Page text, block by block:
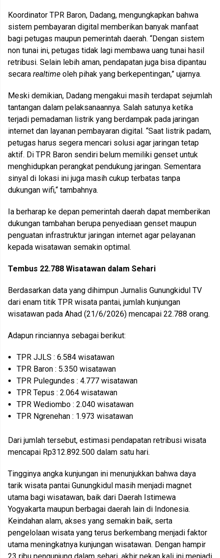
Koordinator TPR Baron, Dadang, mengungkapkan bahwa
sistem pembayaran digital memberikan banyak manfaat
bagi petugas maupun pemerintah daerah. “Dengan sistem
non tunai ini, petugas tidak lagi membawa uang tunai hasil
retribusi. Selain lebih aman, pendapatan juga bisa dipantau
secara realtime oleh pihak yang berkepentingan,” ujarnya.
Meski demikian, Dadang mengakui masih terdapat sejumlah
tantangan dalam pelaksanaannya. Salah satunya ketika
terjadi pemadaman listrik yang berdampak pada jaringan
internet dan layanan pembayaran digital. “Saat listrik padam,
petugas harus segera mencari solusi agar jaringan tetap
aktif. Di TPR Baron sendiri belum memiliki genset untuk
menghidupkan perangkat pendukung jaringan. Sementara
sinyal di lokasi ini juga masih cukup terbatas tanpa
dukungan wifi,“ tambahnya.
Ia berharap ke depan pemerintah daerah dapat memberikan
dukungan tambahan berupa penyediaan genset maupun
penguatan infrastruktur jaringan internet agar pelayanan
kepada wisatawan semakin optimal.
Tembus 22.788 Wisatawan dalam Sehari
Berdasarkan data yang dihimpun Jurnalis Gunungkidul TV
dari enam titik TPR wisata pantai, jumlah kunjungan
wisatawan pada Ahad (21/6/2026) mencapai 22.788 orang.
Adapun rinciannya sebagai berikut:
TPR JJLS : 6.584 wisatawan
TPR Baron : 5.350 wisatawan
TPR Pulegundes : 4.777 wisatawan
TPR Tepus : 2.064 wisatawan
TPR Wediombo : 2.040 wisatawan
TPR Ngrenehan : 1.973 wisatawan
Dari jumlah tersebut, estimasi pendapatan retribusi wisata
mencapai Rp312.892.500 dalam satu hari.
Tingginya angka kunjungan ini menunjukkan bahwa daya
tarik wisata pantai Gunungkidul masih menjadi magnet
utama bagi wisatawan, baik dari Daerah Istimewa
Yogyakarta maupun berbagai daerah lain di Indonesia.
Keindahan alam, akses yang semakin baik, serta
pengelolaan wisata yang terus berkembang menjadi faktor
utama meningkatnya kunjungan wisatawan. Dengan hampir